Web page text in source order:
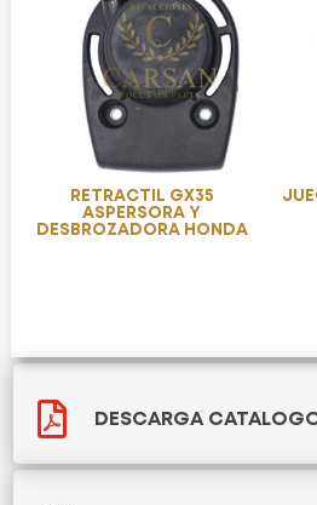
RETRACTIL GX35
ASPERSORA Y
DESBROZADORA HONDA
 DESCARGA